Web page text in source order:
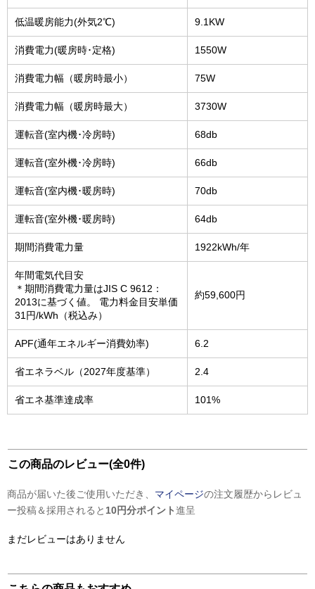
低温暖房能力(外気2℃) 9.1KW
消費電力(暖房時･定格) 1550W
消費電力幅（暖房時最小） 75W
消費電力幅（暖房時最大） 3730W
運転音(室内機･冷房時) 68db
運転音(室外機･冷房時) 66db
運転音(室内機･暖房時) 70db
運転音(室外機･暖房時) 64db
期間消費電力量 1922kWh/年
年間電気代目安
＊期間消費電力量はJIS C 9612：
2013に基づく値。 電力料金目安単価
31円/kWh（税込み）
約59,600円
APF(通年エネルギー消費効率) 6.2
省エネラベル（2027年度基準） 2.4
省エネ基準達成率 101%
この商品のレビュー(全0件)
商品が届いた後ご使用いただき、 マイページの注文履歴からレビュ
ー投稿＆採用されると 10円分ポイント進呈
まだレビューはありません